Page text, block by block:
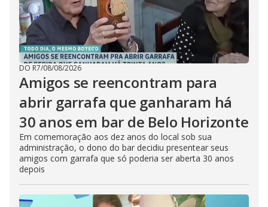
DO R7/08/08/2026
Amigos se reencontram para
abrir garrafa que ganharam há
30 anos em bar de Belo Horizonte
Em comemoração aos dez anos do local sob sua
administração, o dono do bar decidiu presentear seus
amigos com garrafa que só poderia ser aberta 30 anos
depois